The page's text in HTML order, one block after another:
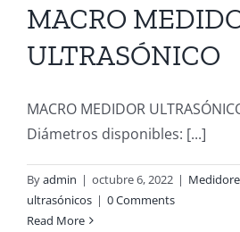
MACRO
ULTRASÓNICO
MACRO MEDIDOR
Diámetros disponibles: [...]
Byadmin | octubre 6, 2022 |
ultrasónicos | 0 Comments
Read More